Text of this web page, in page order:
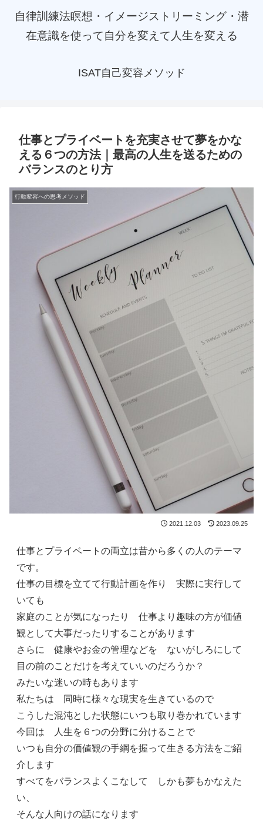
自律訓練法瞑想・イメージストリーミング・潜
在意識を使って自分を変えて人生を変える
ISAT自己変容メソッド
仕事とプライベートを充実させて夢をかな
える６つの方法｜最高の人生を送るための
バランスのとり方
行動変容への思考メソッド
2021.12.03 2023.09.25
仕事とプライベートの両立は昔から多くの人のテーマ
です。
仕事の目標を立てて行動計画を作り 実際に実行して
いても
家庭のことが気になったり 仕事より趣味の方が価値
観として大事だったりすることがあります
さらに 健康やお金の管理などを ないがしろにして
目の前のことだけを考えていいのだろうか？
みたいな迷いの時もあります
私たちは 同時に様々な現実を生きているので
こうした混沌とした状態にいつも取り巻かれています
今回は 人生を６つの分野に分けることで
いつも自分の価値観の手綱を握って生きる方法をご紹
介します
すべてをバランスよくこなして しかも夢もかなえた
い、
そんな人向けの話になります